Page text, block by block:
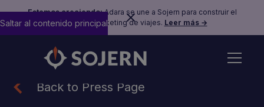
Estamos creciendo:Adara se une a Sojern para construir el
futuro del marketing de viajes. Leer más →
Saltar al contenido principal
Back to Press Page